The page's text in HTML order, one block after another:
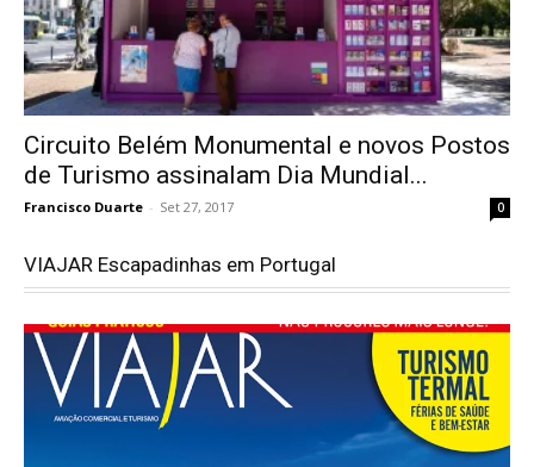
Circuito Belém Monumental e novos Postos
de Turismo assinalam Dia Mundial...
Francisco Duarte - Set 27, 2017 0
VIAJAR Escapadinhas em Portugal